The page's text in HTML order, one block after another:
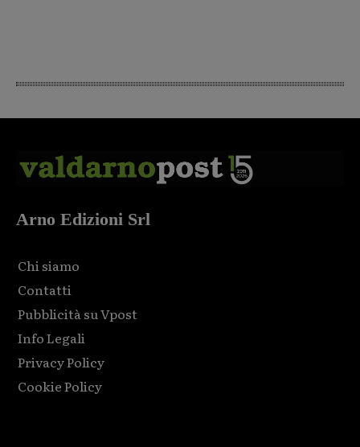
Arno Edizioni Srl
Chi siamo
Contatti
Pubblicità su Vpost
Info Legali
Privacy Policy
Cookie Policy